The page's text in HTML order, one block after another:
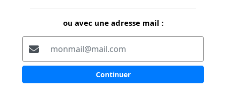
ou avec une adresse mail :
Continuer